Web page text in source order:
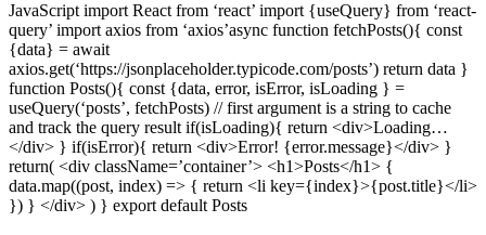
JavaScript import React from ‘react’ import {useQuery} from ‘react-
query’ import axios from ‘axios’async function fetchPosts(){ const
{data} = await
axios.get(‘https://jsonplaceholder.typicode.com/posts’) return data }
function Posts(){ const {data, error, isError, isLoading } =
useQuery(‘posts’, fetchPosts) // first argument is a string to cache
and track the query result if(isLoading){ return <div>Loading…
</div> } if(isError){ return <div>Error! {error.message}</div> }
return( <div className=’container’> <h1>Posts</h1> {
data.map((post, index) => { return <li key={index}>{post.title}</li>
}) } </div> ) } export default Posts